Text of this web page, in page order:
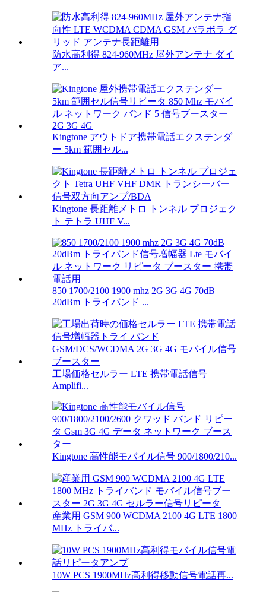
防水高利得 824-960MHz 屋外アンテナ ダイ
ア...
Kingtone アウトドア携帯電話エクステンダ
ー 5km 範囲セル...
Kingtone 長距離メトロ トンネル プロジェク
ト テトラ UHF V...
850 1700/2100 1900 mhz 2G 3G 4G 70dB
20dBm トライバンド ...
工場価格セルラー LTE 携帯電話信号
Amplifi...
Kingtone 高性能モバイル信号 900/1800/210...
産業用 GSM 900 WCDMA 2100 4G LTE 1800
MHz トライバ...
10W PCS 1900MHz高利得移動信号電話再...